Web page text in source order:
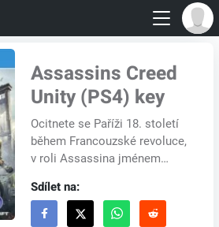
Assassins Creed
Unity (PS4) key
Ocitnete se Paříži 18. století
během Francouzské revoluce,
v roli Assassina jménem
vydává se na smrtící cestu
vykoupe...
Sdílet na: